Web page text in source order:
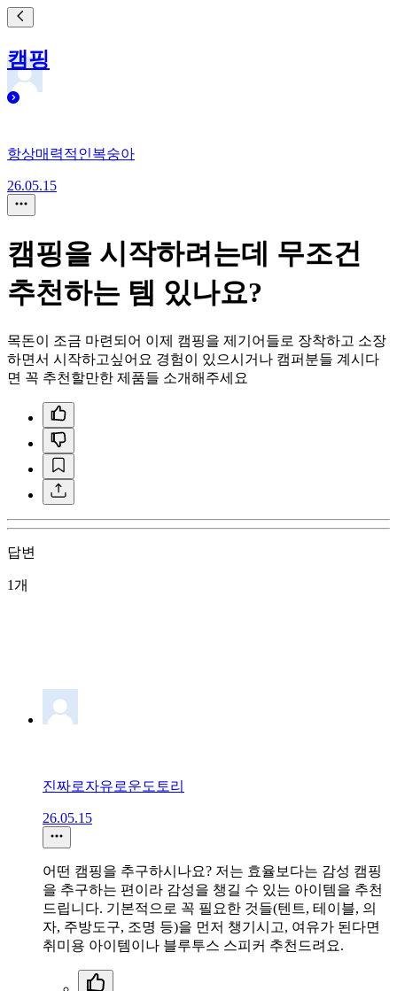
캠핑
항상매력적인복숭아
26.05.15
캠핑을 시작하려는데 무조건
추천하는 템 있나요?
목돈이 조금 마련되어 이제 캠핑을 제기어들로 장착하고 소장
하면서 시작하고싶어요 경험이 있으시거나 캠퍼분들 계시다
면 꼭 추천할만한 제품들 소개해주세요
답변
1개
진짜로자유로운도토리
26.05.15
어떤 캠핑을 추구하시나요? 저는 효율보다는 감성 캠핑
을 추구하는 편이라 감성을 챙길 수 있는 아이템을 추천
드립니다. 기본적으로 꼭 필요한 것들(텐트, 테이블, 의
자, 주방도구, 조명 등)을 먼저 챙기시고, 여유가 된다면
취미용 아이템이나 블루투스 스피커 추천드려요.